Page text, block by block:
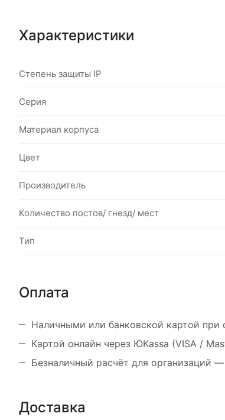
Характеристики
Степень защиты IP
Серия
Материал корпуса
Цвет
Производитель
Количество постов/ гнезд/ мест
Тип
Оплата
Наличными или банковской картой при
Картой онлайн через ЮKassa (VISA /
Безналичный расчёт для организаций
Доставка